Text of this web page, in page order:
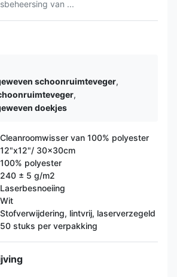
van ...
schoonruimteveger,
,
doekjes
Cleanroomwisser van 100% polyester
12"x12"/ 30x30cm
100% polyester
240 ± 5 g/m2
Laserbesnoeiing
Wit
Stofverwijdering, lintvrij, laserverzegeld
50 stuks per verpakking